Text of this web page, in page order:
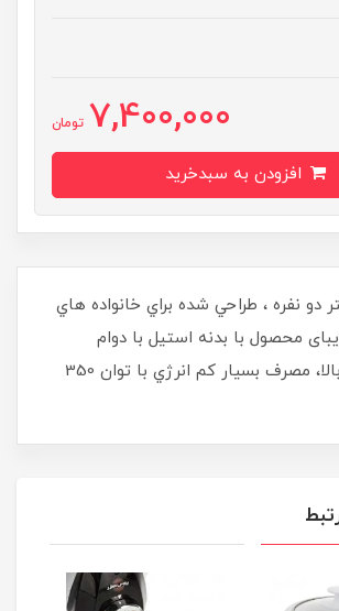
7,400,000 تومان
0.6 ليتر دو نفره ، طراحي شده براي خانواده هاي
محصول با بدنه استيل با دوام
وکیفیت بسیار بالا، مصرف بسيار كم انرژي با توان 350